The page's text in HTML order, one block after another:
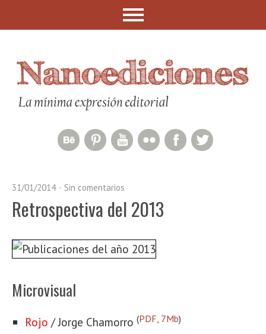
Facebook
Flickr
YouTube
Pinterest
Behance Network
31/01/2014 Sin comentarios
Retrospectiva del 2013
Microvisual
Rojo / Jorge Chamorro (PDF, 7Mb)